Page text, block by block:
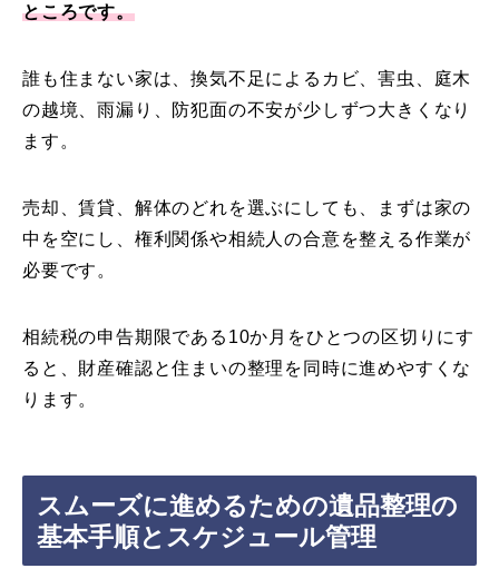
ところです。
誰も住まない家は、換気不足によるカビ、害虫、庭木
の越境、雨漏り、防犯面の不安が少しずつ大きくなり
ます。
売却、賃貸、解体のどれを選ぶにしても、まずは家の
中を空にし、権利関係や相続人の合意を整える作業が
必要です。
相続税の申告期限である10か月をひとつの区切りにす
ると、財産確認と住まいの整理を同時に進めやすくな
ります。
スムーズに進めるための遺品整理の
基本手順とスケジュール管理